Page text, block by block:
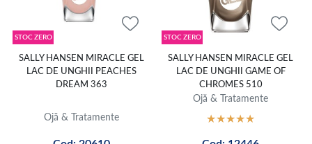
STOC ZERO
SALLY HANSEN MIRACLE GEL
LAC DE UNGHII PEACHES
DREAM 363
Ojă & Tratamente
STOC ZERO
SALLY HANSEN MIRACLE GEL
LAC DE UNGHII GAME OF
CHROMES 510
Ojă & Tratamente